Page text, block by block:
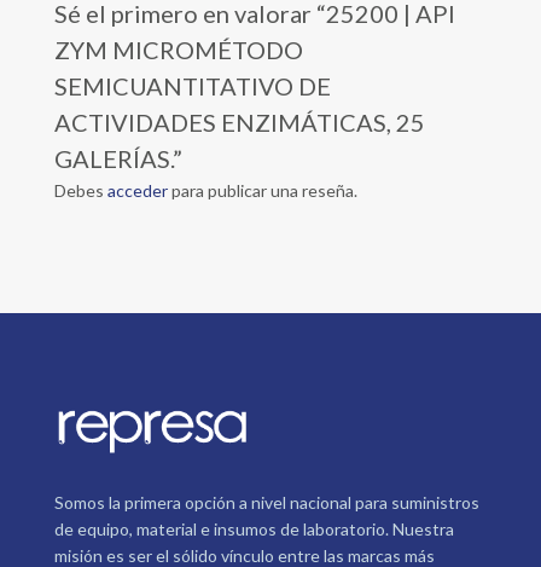
Sé el primero en valorar “25200 | API
ZYM MICROMÉTODO
SEMICUANTITATIVO DE
ACTIVIDADES ENZIMÁTICAS, 25
GALERÍAS.”
Debes accederpara publicar una reseña.
Somos la primera opción a nivel nacional para suministros
de equipo, material e insumos de laboratorio. Nuestra
misión es ser el sólido vínculo entre las marcas más